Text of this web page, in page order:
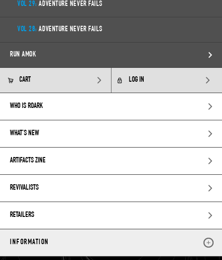
VOL 29: ADVENTURE NEVER FAILS
VOL 28: ADVENTURE NEVER FAILS
RUN AMOK
CART LOG IN
WHO IS ROARK
WHAT’S NEW
ARTIFACTS ZINE
REVIVALISTS
RETAILERS
INFORMATION